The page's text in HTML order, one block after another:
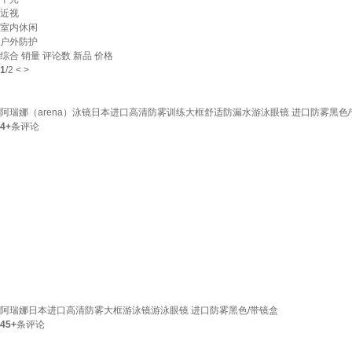
近视
室内休闲
户外防护
综合 销量 评论数 新品 价格
1/2 < >
阿瑞娜（arena）泳镜日本进口高清防雾训练大框舒适防漏水游泳眼镜 进口防雾黑色
4+条评论
阿瑞娜日本进口高清防雾大框游泳镜游泳眼镜 进口防雾黑色/带镜盒
45+条评论